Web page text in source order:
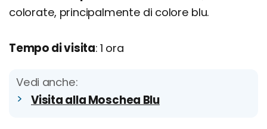
colorate, principalmente di colore blu.
Tempo di visita: 1 ora
Vedi anche:
Visita alla Moschea Blu